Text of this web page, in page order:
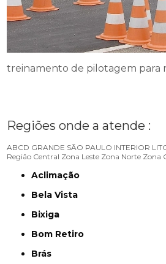
treinamento de pilotagem para
Regiões onde a atende :
ABCD GRANDE SÃO PAULO INTERIOR
Região Central Zona Leste Zona Norte Zona
Aclimação
Bela Vista
Bixiga
Bom Retiro
Brás